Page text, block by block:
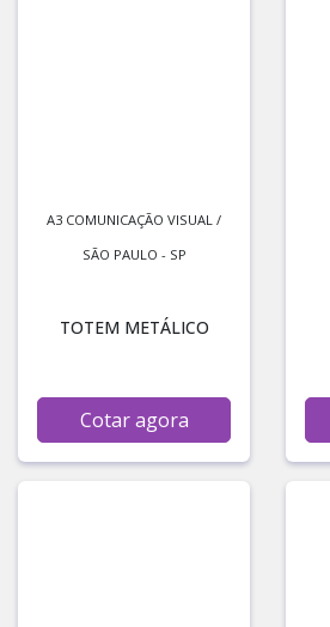
A3 COMUNICAÇÃO VISUAL /
SÃO PAULO - SP
TOTEM METÁLICO
Cotar agora